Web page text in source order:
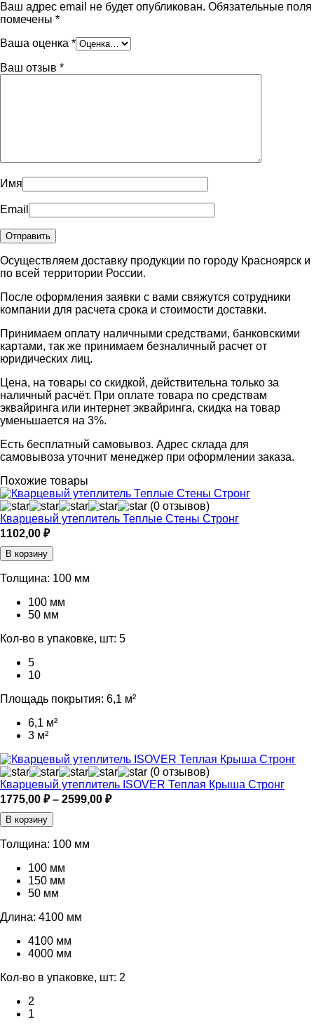
Ваш адрес email не будет опубликован. Обязательные поля
помечены *
Ваша оценка *
Ваш отзыв *
Имя
Email
Осуществляем доставку продукции по городу Красноярск и
по всей территории России.
После оформления заявки с вами свяжутся сотрудники
компании для расчета срока и стоимости доставки.
Принимаем оплату наличными средствами, банковскими
картами, так же принимаем безналичный расчет от
юридических лиц.
Цена, на товары со скидкой, действительна только за
наличный расчёт. При оплате товара по средствам
эквайринга или интернет эквайринга, скидка на товар
уменьшается на 3%.
Есть бесплатный самовывоз. Адрес склада для
самовывоза уточнит менеджер при оформлении заказа.
Похожие товары
(0 отзывов)
Кварцевый утеплитель Теплые Стены Стронг
1102,00 ₽
В корзину
Толщина: 100 мм
100 мм
50 мм
Кол-во в упаковке, шт: 5
5
10
Площадь покрытия: 6,1 м²
6,1 м²
3 м²
(0 отзывов)
Кварцевый утеплитель ISOVER Теплая Крыша Стронг
1775,00 ₽ – 2599,00 ₽Диапазон
В корзину
Толщина: 100 мм
100 мм
150 мм
50 мм
Длина: 4100 мм
4100 мм
4000 мм
Кол-во в упаковке, шт: 2
2
1